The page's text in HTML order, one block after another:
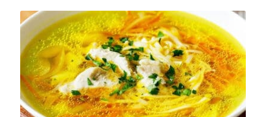
b
o
o
k
a
m
e
n
g
er